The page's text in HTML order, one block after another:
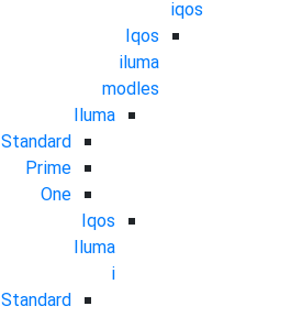
iqos
Iqos
iluma
modles
Iluma
Standard
Prime
One
Iqos
Iluma
i
Standard